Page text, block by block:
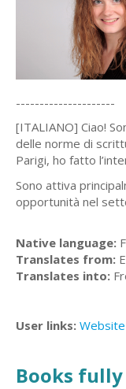
---------------------
[ITALIANO] Ciao!
delle norme di
Parigi, ho fatto
Sono attiva
opportunità nel
Native language:
Translates from:
Translates into:
User links: Website
Books